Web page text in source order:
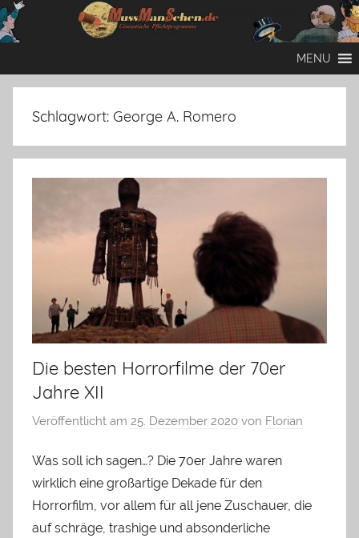
Zum
Inhalt
MENU
Schlagwort: George A. Romero
Die besten Horrorfilme der 70er
Jahre XII
Veröffentlicht am 25. Dezember 2020 von Florian
Was soll ich sagen…? Die 70er Jahre waren
wirklich eine großartige Dekade für den
Horrorfilm, vor allem für all jene Zuschauer, die
auf schräge, trashige und absonderliche